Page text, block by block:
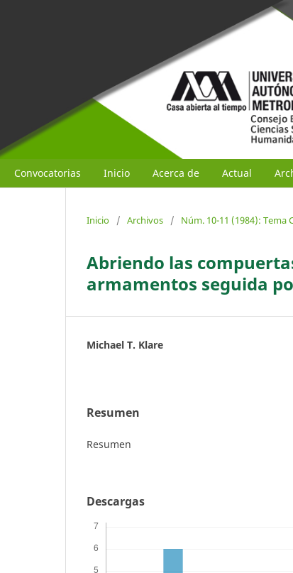
Convocatorias Inicio Acerca de Actual
Inicio / Archivos / Núm. 10-11 (1984): Tema
Abriendo las
armamentos seguida
Michael T. Klare
Resumen
Resumen
Descargas